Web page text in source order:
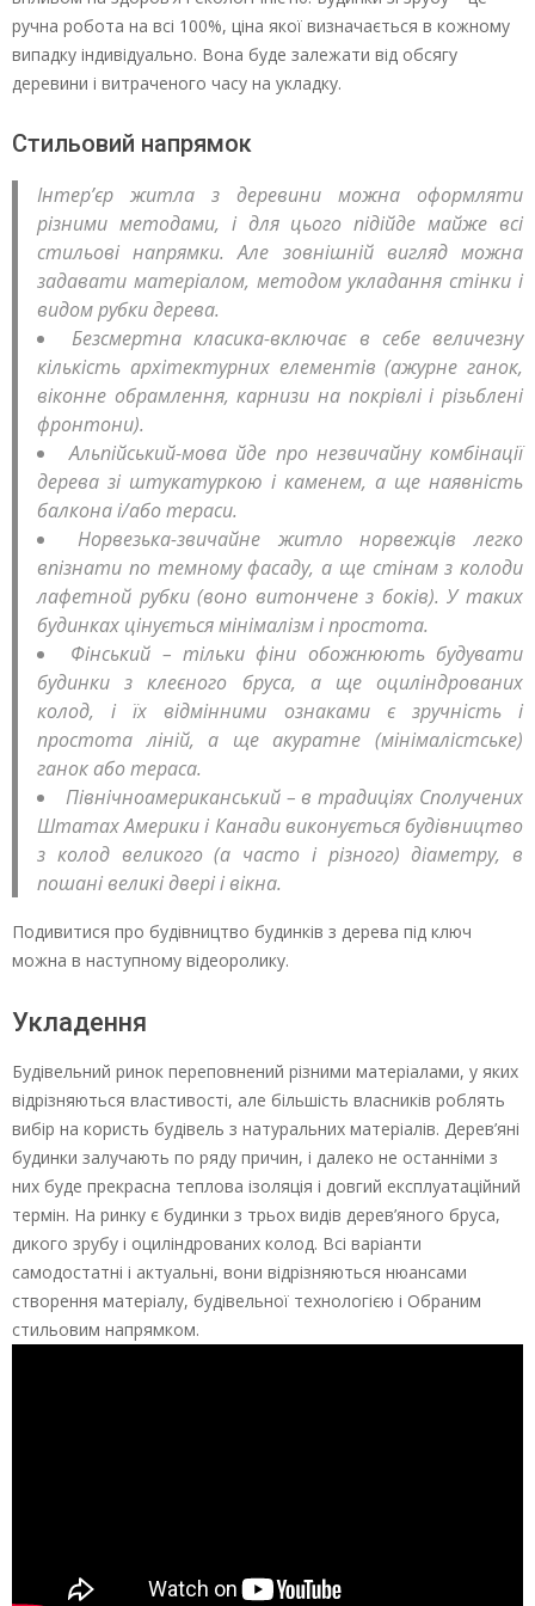
ручна робота на всі 100%, ціна якої визначається в кожному
випадку індивідуально. Вона буде залежати від обсягу
деревини і витраченого часу на укладку.
Стильовий напрямок
Інтер’єр житла з деревини можна оформляти
різними методами, і для цього підійде майже всі
стильові напрямки. Але зовнішній вигляд можна
задавати матеріалом, методом укладання стінки і
видом рубки дерева.
Безсмертна класика-включає в себе величезну
кількість архітектурних елементів (ажурне ганок,
віконне обрамлення, карнизи на покрівлі і різьблені
фронтони).
Альпійський-мова йде про незвичайну комбінації
дерева зі штукатуркою і каменем, а ще наявність
балкона і/або тераси.
Норвезька-звичайне житло норвежців легко
впізнати по темному фасаду, а ще стінам з колоди
лафетной рубки (воно витончене з боків). У таких
будинках цінується мінімалізм і простота.
Фінський – тільки фіни обожнюють будувати
будинки з клеєного бруса, а ще оциліндрованих
колод, і їх відмінними ознаками є зручність і
простота ліній, а ще акуратне (мінімалістське)
ганок або тераса.
Північноамериканський – в традиціях Сполучених
Штатах Америки і Канади виконується будівництво
з колод великого (а часто і різного) діаметру, в
пошані великі двері і вікна.
Подивитися про будівництво будинків з дерева під ключ
можна в наступному відеоролику.
Укладення
Будівельний ринок переповнений різними матеріалами, у яких
відрізняються властивості, але більшість власників роблять
вибір на користь будівель з натуральних матеріалів. Дерев’яні
будинки залучають по ряду причин, і далеко не останніми з
них буде прекрасна теплова ізоляція і довгий експлуатаційний
термін. На ринку є будинки з трьох видів дерев’яного бруса,
дикого зрубу і оциліндрованих колод. Всі варіанти
самодостатні і актуальні, вони відрізняються нюансами
створення матеріалу, будівельної технологією і Обраним
стильовим напрямком.